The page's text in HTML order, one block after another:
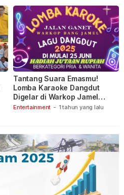
Entertainment - 1 tahun yang lalu
Tantang Suara Emasmu!
Lomba Karaoke Dangdut
Digelar di Warkop Jamel
Ganet